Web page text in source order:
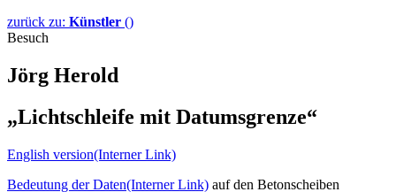
zurück zu: Künstler ()
Besuch
Jörg Herold
„Lichtschleife mit Datumsgrenze“
English version(Interner Link)
Bedeutung der Daten(Interner Link) auf den Betonscheiben